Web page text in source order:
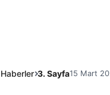
Haberler 3. Sayfa15 Mart